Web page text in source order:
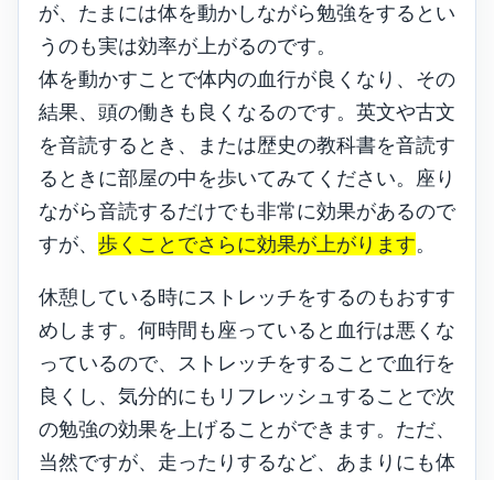
が、たまには体を動かしながら勉強をするとい
うのも実は効率が上がるのです。
体を動かすことで体内の血行が良くなり、その
結果、頭の働きも良くなるのです。英文や古文
を音読するとき、または歴史の教科書を音読す
るときに部屋の中を歩いてみてください。座り
ながら音読するだけでも非常に効果があるので
すが、 歩くことでさらに効果が上がります。
休憩している時にストレッチをするのもおすす
めします。何時間も座っていると血行は悪くな
っているので、ストレッチをすることで血行を
良くし、気分的にもリフレッシュすることで次
の勉強の効果を上げることができます。ただ、
当然ですが、走ったりするなど、あまりにも体